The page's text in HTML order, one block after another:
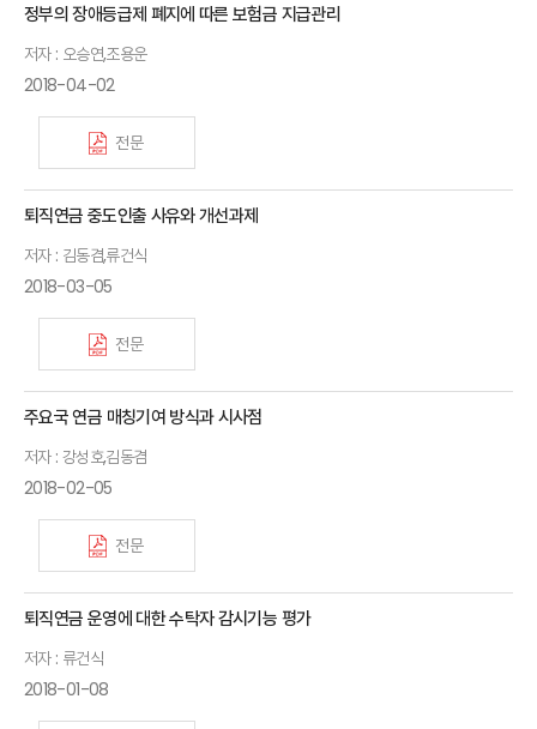
정부의 장애등급제 폐지에 따른 보험금 지급관리
저자 : 오승연,조용운
2018-04-02
전문
퇴직연금 중도인출 사유와 개선과제
저자 : 김동겸,류건식
2018-03-05
전문
주요국 연금 매칭기여 방식과 시사점
저자 : 강성호,김동겸
2018-02-05
전문
퇴직연금 운영에 대한 수탁자 감시기능 평가
저자 : 류건식
2018-01-08